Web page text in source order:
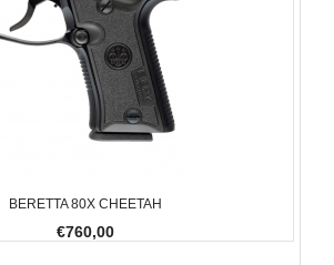
BERETTA 80X CHEETAH
€760,00